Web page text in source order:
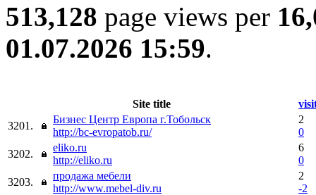
513,128 page views per
01.07.2026 15:59.
Site title
3201.
Бизнес Центр Европа г.Тобольск
http://bc-evropatob.ru/
2
0
3202.
eliko.ru
http://eliko.ru
6
0
3203.
продажа мебели
http://www.mebel-div.ru
2
-2